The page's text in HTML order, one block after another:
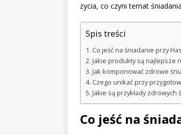
życia, co czyni temat
Spis treści
Co jeść na śniadanie przy
Jakie produkty są najlepsze
Jak komponować zdrowe
Czego unikać przy
Jakie są przykłady
Co jeść na